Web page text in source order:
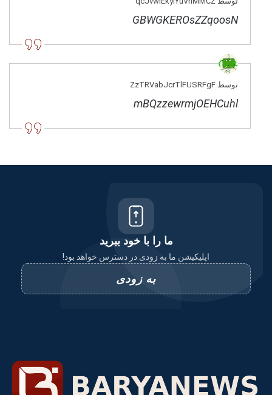
GBWGKEROsZZqoosN
توسط ZzTRVabJcrTlFUSRFgF
mBQzzewrmjOEHCuhl
ما را با خود ببرید
اپلیکیشن ما به زودی در دسترس خواهد بود!
به زودی